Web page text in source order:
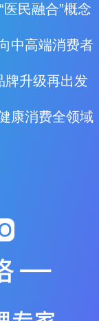
民融合”概念
中高端消费者
牌升级再出发
康消费全领域